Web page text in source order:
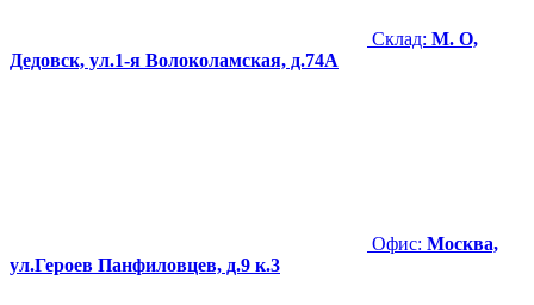
Склад: М. О,
Дедовск, ул.1-я Волоколамская, д.74А
Офис: Москва,
ул.Героев Панфиловцев, д.9 к.3